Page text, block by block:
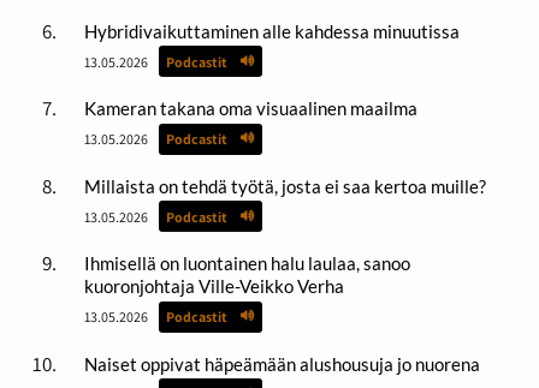
Hybridivaikuttaminen alle kahdessa minuutissa
13.05.2026 Podcastit
Kameran takana oma visuaalinen maailma
13.05.2026 Podcastit
Millaista on tehdä työtä, josta ei saa kertoa muille?
13.05.2026 Podcastit
Ihmisellä on luontainen halu laulaa, sanoo
kuoronjohtaja Ville-Veikko Verha
13.05.2026 Podcastit
Naiset oppivat häpeämään alushousuja jo nuorena